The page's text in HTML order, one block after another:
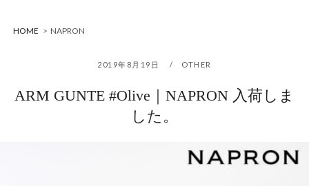
HOME > NAPRON
2019年8月19日 OTHER
ARM GUNTE #Olive｜NAPRON 入荷しま
した。